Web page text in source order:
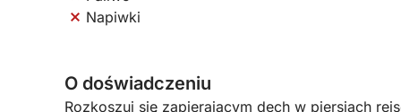
Napiwki
O doświadczeniu
Rozkoszuj się zapierającym dech w piersiach